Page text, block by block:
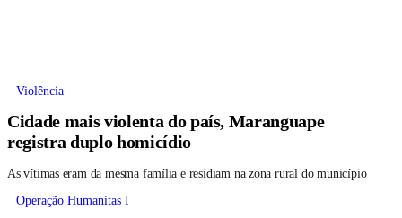
Violência
Cidade mais violenta do país, Maranguape
registra duplo homicídio
As vítimas eram da mesma família e residiam na zona rural do município
Operação Humanitas I